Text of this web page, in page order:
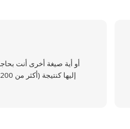
إليها كنتيجة (أكثر من 200 صيغة مدعومة)